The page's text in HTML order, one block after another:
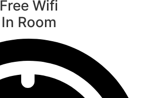
Free Wifi
In Room